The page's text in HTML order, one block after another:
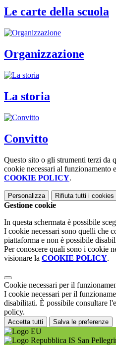
Le carte della scuola
Organizzazione
La storia
Convitto
Questo sito o gli strumenti terzi da
cookie necessari al
COOKIE POLICY.
Personalizza Rifiuta tutti i cookies
Gestione cookie
In questa schermata è possibile
I cookie necessari sono quelli che
piattaforma e non è possibile
Per conoscere quali sono i cookie
visionare la COOKIE POLICY.
Cookie necessari per il
I cookie necessari per il
disabilitati. È possibile consultare
policy.
Accetta tutti Salva le preferenze
IS San